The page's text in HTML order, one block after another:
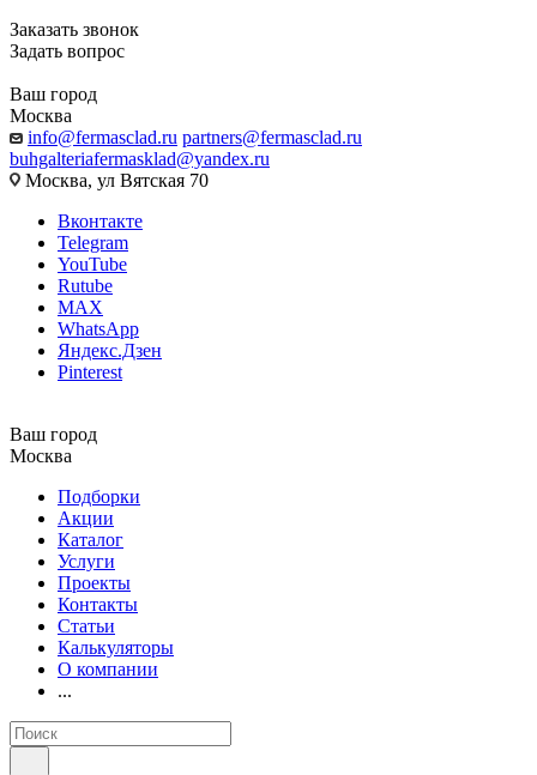
Заказать звонок
Задать вопрос
Ваш город
Москва
info@fermasclad.ru partners@fermasclad.ru
buhgalteriafermasklad@yandex.ru
Москва, ул Вятская 70
Вконтакте
Telegram
YouTube
Rutube
MAX
WhatsApp
Яндекс.Дзен
Pinterest
Ваш город
Москва
Подборки
Акции
Каталог
Услуги
Проекты
Контакты
Статьи
Калькуляторы
О компании
...